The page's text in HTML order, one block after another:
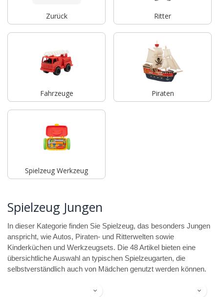
Zurück Ritter
Fahrzeuge Piraten
Spielzeug Werkzeug
Spielzeug Jungen
In dieser Kategorie finden Sie Spielzeug, das besonders Jungen
anspricht, wie Autos, Piraten- und Ritterwelten sowie
Kinderküchen und Werkzeugsets. Die 48 Artikel bieten eine
übersichtliche Auswahl an typischen Spielzeugarten, die
selbstverständlich auch von Mädchen genutzt werden können.